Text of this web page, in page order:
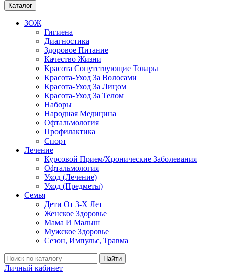
Каталог
ЗОЖ
Гигиена
Диагностика
Здоровое Питание
Качество Жизни
Красота Сопутствующие Товары
Красота-Уход За Волосами
Красота-Уход За Лицом
Красота-Уход За Телом
Наборы
Народная Медицина
Офтальмология
Профилактика
Спорт
Лечение
Курсовой Прием/Хронические Заболевания
Офтальмология
Уход (Лечение)
Уход (Предметы)
Семья
Дети От 3-Х Лет
Женское Здоровье
Мама И Малыш
Мужское Здоровье
Сезон, Импульс, Травма
Найти
Личный кабинет